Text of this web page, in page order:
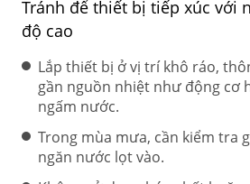
Tránh để thiết bị tiếp xúc với
độ cao
Lắp thiết bị ở vị trí khô ráo,
gần nguồn nhiệt như động cơ
ngấm nước.
Trong mùa mưa, cần kiểm tra
ngăn nước lọt vào.